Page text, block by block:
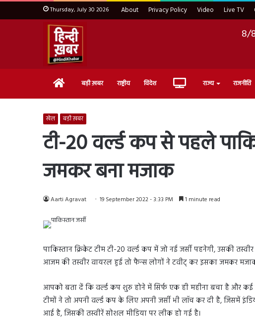
Thursday, July 30 2026 About Privacy Policy Video Live TV
8/
Home बड़ी ख़बर राष्ट्रीय विदेश Live राज्य राजनीति
खेल बड़ी ख़बर
टी-20 वर्ल्ड कप से पहले
जमकर बना मजाक
Aarti Agravat 19 September 2022 - 3:33 PM 1 minute read
पाकिस्तान क्रिकेट टीम टी-20 वर्ल्ड कप में जो नई जर्सी पहनेगी, उसकी
आजम की तस्वीर वायरल हुई तो फैन्स लोगों ने टवीट् कर इसका जमकर
आपको बता दें कि वर्ल्ड कप शुरु होने में सिर्फ एक ही महीना बचा है और कई
टीमों ने तो अपनी वर्ल्ड कप के लिए अपनी जर्सी भी लॉच कर दी है, जिसमें
आई है, जिसकी तस्वीरें सोशल मीडिया पर लीक हो गई है।